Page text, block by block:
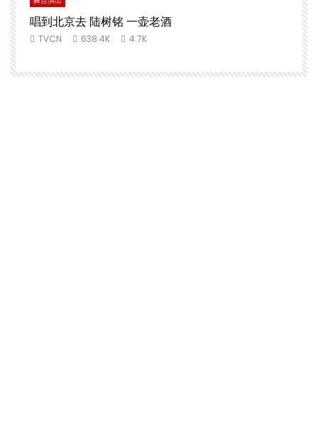
唱到北京去 陆树铭 一壶老酒
TVCN 638.4K 4.7K